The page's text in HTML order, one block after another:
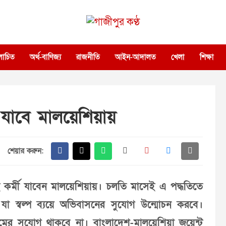
গাজীপুর কণ্ঠ
অর্থ-বাণিজ্য রাজনীতি আইন-আদালত খেলা শিক্ষা
মালয়েশিয়ায়
শেয়ার করুন:
যাবেন মালয়েশিয়ায়। চলতি মাসেই এ পদ্ধতিতে
স্বল্প ব্যয়ে অভিবাসনের সুযোগ উন্মোচন করবে।
সুযোগ থাকবে না। বাংলাদেশ-মালয়েশিয়া জয়েন্ট